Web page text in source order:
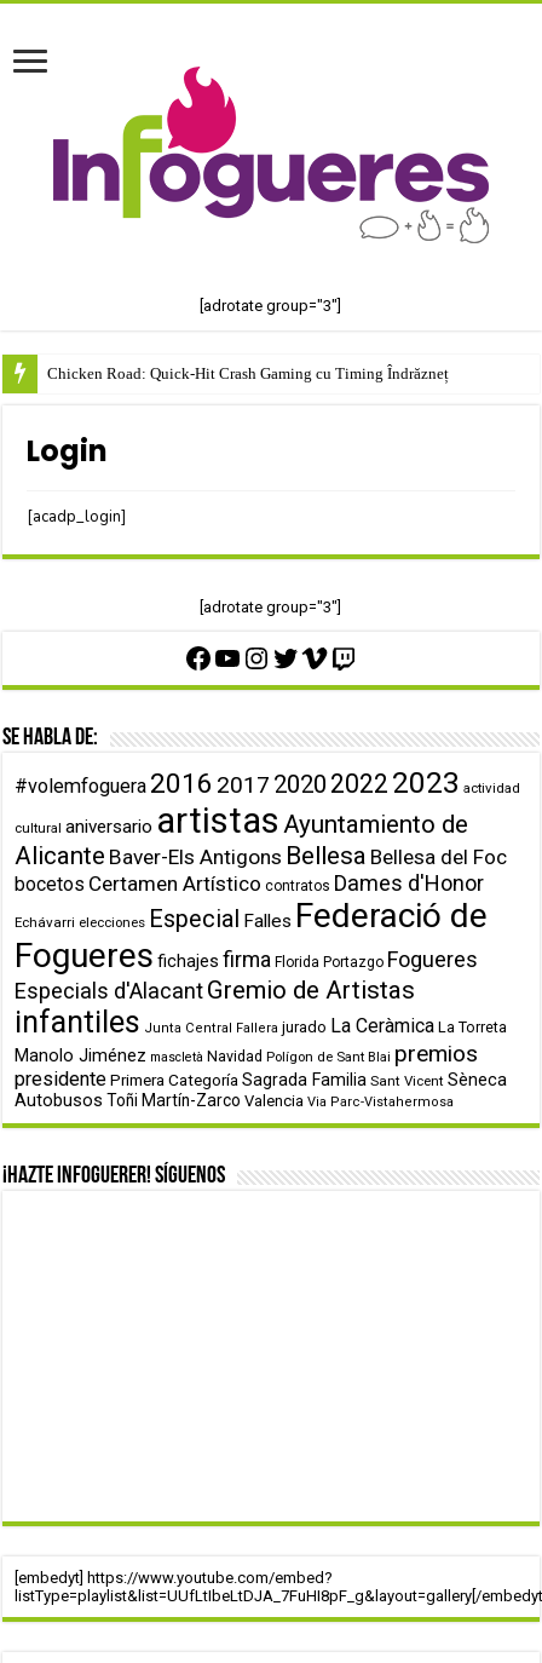
[adrotate group="3"]
Chicken Road: Quick‑Hit Crash Gaming cu Timing Îndrăzneț
Login
[acadp_login]
[adrotate group="3"]
Facebook
YouTube
Instagram
Twitter
Vimeo
Twitch
Se habla de:
#volemfoguera 2016 2017 2020 2022 2023 actividad
cultural aniversario artistas Ayuntamiento de
Alicante Baver-Els Antigons Bellesa Bellesa del Foc
bocetos Certamen Artístico contratos Dames d'Honor
Echávarri elecciones Especial Falles Federació de
Fogueres fichajes firma Florida Portazgo Fogueres
Especials d'AlacantGremio de Artistas
infantiles Junta Central Fallera jurado La Ceràmica La Torreta
Manolo Jiménez mascletà Navidad Polígon de Sant Blai premios
presidente Primera Categoría Sagrada Familia Sant Vicent Sèneca
Autobusos Toñi Martín-Zarco Valencia Via Parc-Vistahermosa
¡Hazte infoguerer! Síguenos
[embedyt] https://www.youtube.com/embed?
listType=playlist&list=UUfLtIbeLtDJA_7FuHI8pF_g&layout=gallery[/